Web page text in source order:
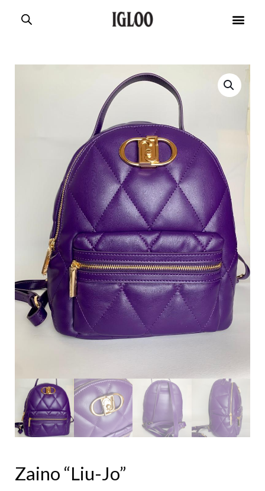
Zaino “Liu-Jo”